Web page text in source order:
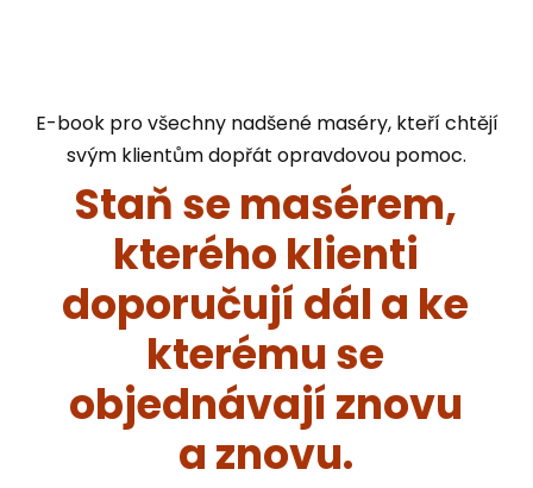
E-book pro všechny nadšené maséry, kteří chtějí
svým klientům dopřát opravdovou pomoc.
Staň se masérem,
kterého klienti
doporučují dál a ke
kterému se
objednávají znovu
a znovu.